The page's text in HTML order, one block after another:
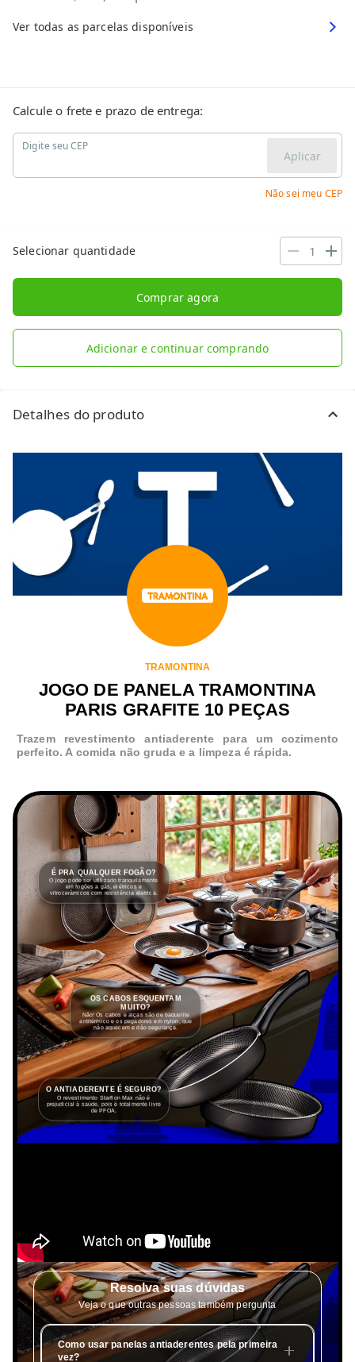
Ver todas as parcelas disponíveis
Calcule o frete e prazo de entrega:
Digite seu CEP
Aplicar
Não sei meu CEP
Selecionar quantidade
Comprar agora
Adicionar e continuar comprando
Detalhes do produto
TRAMONTINA
JOGO DE PANELA TRAMONTINA
PARIS GRAFITE 10 PEÇAS
Trazem revestimento antiaderente para um cozimento
perfeito. A comida não gruda e a limpeza é rápida.
É PRA QUALQUER FOGÃO?
O jogo pode ser utilizado tranquilamente
em fogões a gás, elétricos e
vitrocerâmicos com resistência elétrica.
OS CABOS ESQUENTAM
MUITO?
Não! Os cabos e alças são de baquelite
antitérmico e os pegadores em nylon, que
não aquecem e dão segurança.
O ANTIADERENTE É SEGURO?
O revestimento Starflon Max não é
prejudicial à saúde, pois é totalmente livre
de PFOA.
Resolva suas dúvidas
Veja o que outras pessoas também pergunta
Como usar panelas antiaderentes pela primeira
vez?